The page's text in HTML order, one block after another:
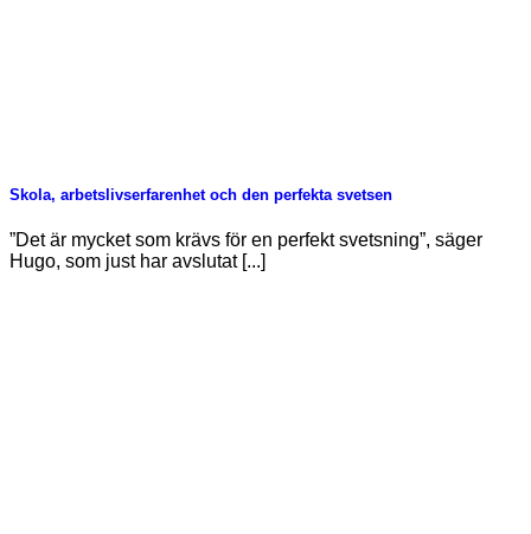
Skola, arbetslivserfarenhet och den perfekta svetsen
”Det är mycket som krävs för en perfekt svetsning”, säger
Hugo, som just har avslutat [...]